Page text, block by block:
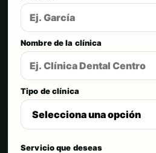
Nombre de la clínica
Tipo de clínica
Servicio que deseas